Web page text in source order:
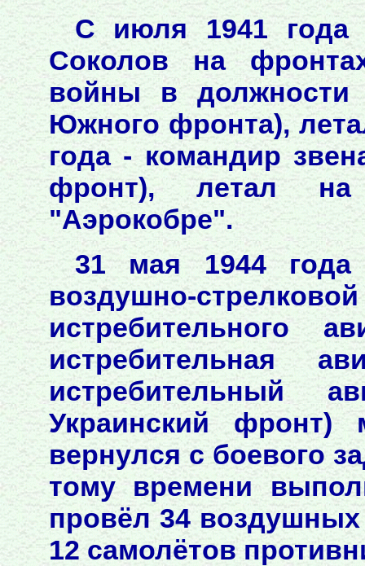
С июля 1941 года
Соколов на
войны в должности
Южного фронта),
года - командир
фронт), летал
"Аэрокобре".
31 мая 1944
воздушно-
истребительного
истребительная
истребительный
Украинский
вернулся с боевого
тому времени
провёл 34
12 самолётов